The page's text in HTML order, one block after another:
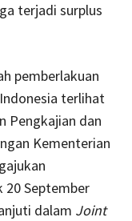
terjadi surplus
pemberlakuan
terlihat
Pengkajian dan
Kementerian
20 September
dalam Joint